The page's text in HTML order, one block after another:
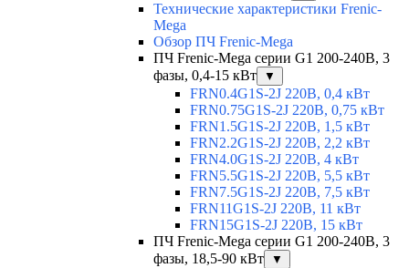
Технические характеристики Frenic-
Mega
Обзор ПЧ Frenic-Mega
ПЧ Frenic-Mega серии G1 200-240В, 3
фазы, 0,4-15 кВт
▼
FRN0.4G1S-2J 220В, 0,4 кВт
FRN0.75G1S-2J 220В, 0,75 кВт
FRN1.5G1S-2J 220В, 1,5 кВт
FRN2.2G1S-2J 220В, 2,2 кВт
FRN4.0G1S-2J 220В, 4 кВт
FRN5.5G1S-2J 220В, 5,5 кВт
FRN7.5G1S-2J 220В, 7,5 кВт
FRN11G1S-2J 220В, 11 кВт
FRN15G1S-2J 220В, 15 кВт
ПЧ Frenic-Mega серии G1 200-240В, 3
фазы, 18,5-90 кВт
▼